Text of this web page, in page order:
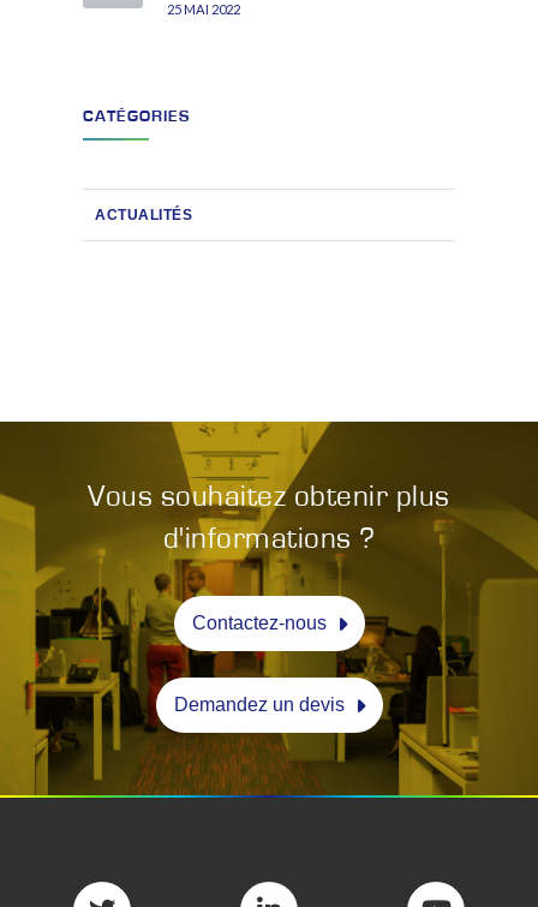
25 MAI 2022
CATÉGORIES
ACTUALITÉS
Vous souhaitez obtenir plus
d'informations ?
Contactez-nous
Demandez un devis